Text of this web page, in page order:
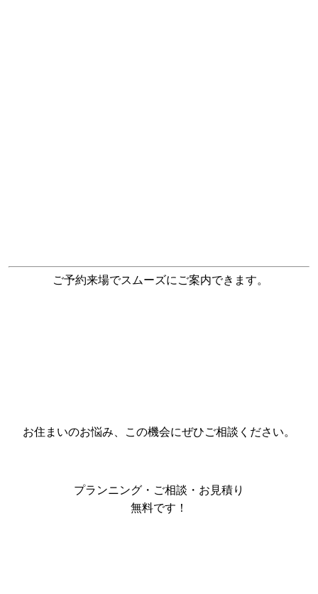
ご予約来場でスムーズにご案内できます。
お住まいのお悩み、この機会にぜひご相談ください。
プランニング・ご相談・お見積り
無料です！